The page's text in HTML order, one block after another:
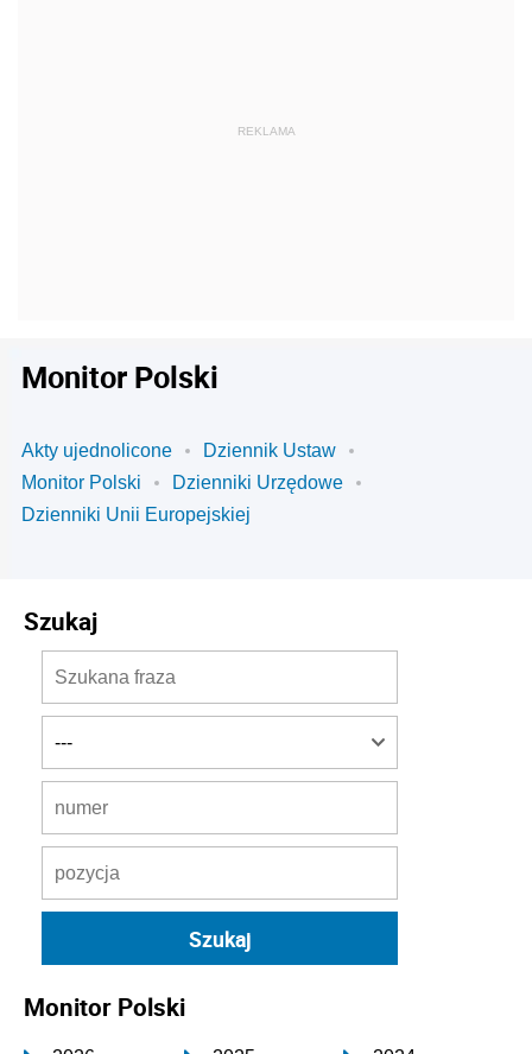
Monitor Polski
Akty ujednolicone
Dziennik Ustaw
Monitor Polski
Dzienniki Urzędowe
Dzienniki Unii Europejskiej
Szukaj
Monitor Polski